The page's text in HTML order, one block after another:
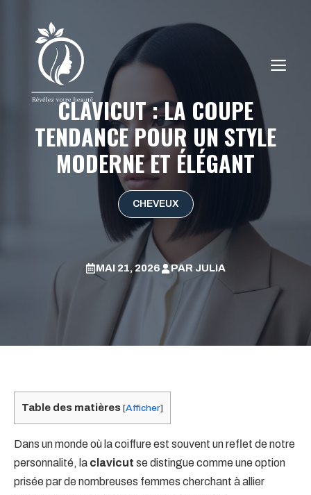
contenu
CLAVICUT : LA COUPE
TENDANCE POUR UN STYLE
MODERNE ET ÉLÉGANT
CHEVEUX
MAI 21, 2026 PAR JULIA
Table des matières [Afficher]
Dans un monde où la coiffure est souvent un reflet de notre
personnalité, la clavicut se distingue comme une option
prisée par de nombreuses femmes cherchant à allier